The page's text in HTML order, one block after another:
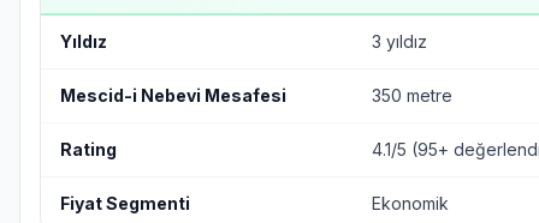
Yıldız 3 yıldız
Mescid-i Nebevi Mesafesi 350 metre
Rating 4.1/5 (95+
Fiyat Segmenti Ekonomik